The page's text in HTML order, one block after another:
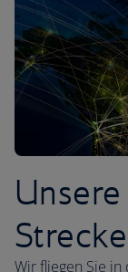
Wir fliegen Sie